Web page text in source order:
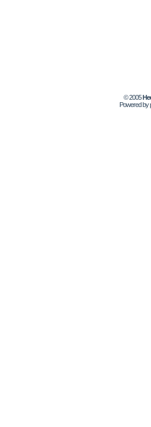
© 2005
Powered by